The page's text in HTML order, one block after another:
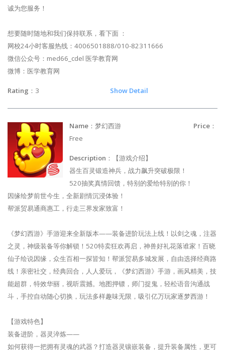
诚为您服务！
想要随时随地和我们保持联系，看下面 ：
网校24小时客服热线：4006501888/010-82311666
微信公众号：med66_cdel 医学教育网
微博：医学教育网
Rating ：3 Show Detail
Name ：梦幻西游 Price ：
Free
Description ：【游戏介绍】
器生百灵锻造神兵，战力飙升突破极限！
520抽奖真情回馈，特别的爱给特别的你！
因缘绘梦前世今生，全新剧情沉浸体验！
帮派贸易通商惠工，行走三界发家致富！
《梦幻西游》手游迎来全新版本——装备进阶玩法上线！以剑之魂，注器
之灵，神级装备等你解锁！520特卖狂欢再启，神兽好礼花落谁家！百晓
仙子绘说因缘，众生百相一探皆知！帮派贸易多城发展，自由选择经商路
线！亲密社交，经典回合，人人爱玩，《梦幻西游》手游，画风精美，技
能超群，特效华丽，视听震撼。地图押镖，师门捉鬼，轻松语音沟通战
斗，手控自动随心切换，玩法多样趣味无限，吸引亿万玩家逐梦西游！
【游戏特色】
装备进阶，器灵淬炼——
如何获得一把拥有灵魂的武器？打造器灵镶嵌装备，提升装备属性，更可